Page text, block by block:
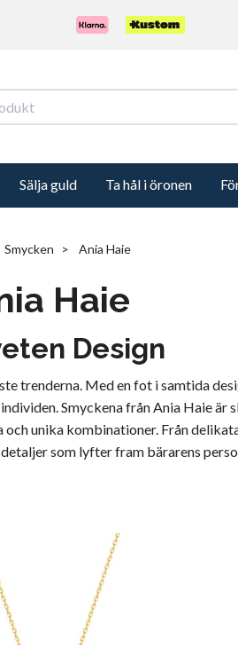
Sälja guld Ta hål i öronen
Smycken Ania Haie
Haie
Design
trenderna. Med en fot i samtida
Smyckena från Ania Haie
unika kombinationer. Från
som lyfter fram bärarens